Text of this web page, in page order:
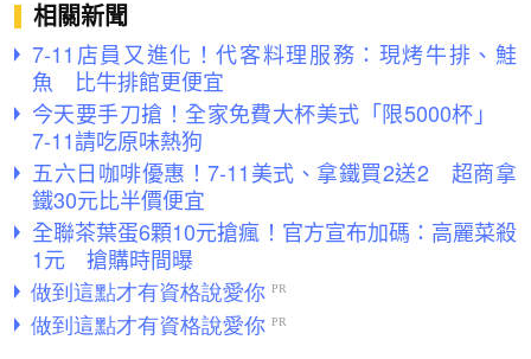
相關新聞
7-11店員又進化！代客料理服務：現烤牛排、鮭
魚 比牛排館更便宜
今天要手刀搶！全家免費大杯美式「限5000杯」
7-11請吃原味熱狗
五六日咖啡優惠！7-11美式、拿鐵買2送2 超商拿
鐵30元比半價便宜
全聯茶葉蛋6顆10元搶瘋！官方宣布加碼：高麗菜殺
1元 搶購時間曝